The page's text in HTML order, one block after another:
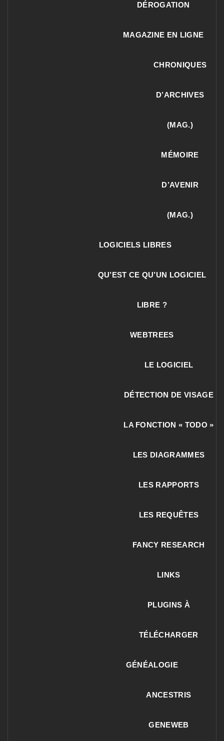
DÉROGATION
MAGAZINE EN LIGNE
CHRONIQUES
D’ARCHIVES
(MAG.)
MÉMOIRE
D’AVENIR
(MAG.)
LOGICIELS LIBRES
QU’EST CE QU’UN LOGICIEL
LIBRE ?
WEBTREES
LE LOGICIEL
DÉTECTION DE VISAGE
LA FONCTION « TODO »
LES DIAGRAMMES
LES RAPPORTS
LES REQUÊTES
FANCY RESEARCH
LINKS
PLUGINS À
TÉLÉCHARGER
GÉNÉALOGIE
ANCESTRIS
GENEWEB